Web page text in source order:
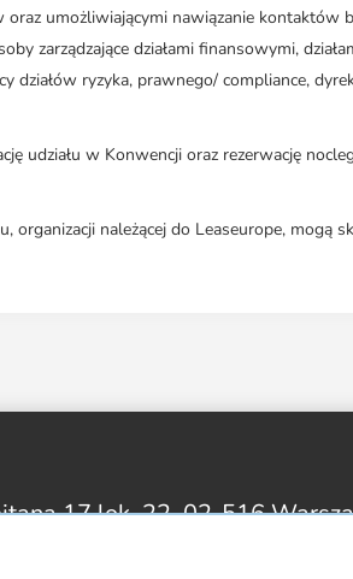
umożliwiającymi nawiązanie kontaktów
zarządzające działami finansowymi,
działów ryzyka, prawnego/ compliance,
udziału w Konwencji oraz rezerwację
organizacji należącej do Leaseurope, mogą
17 lok. 22,02-516